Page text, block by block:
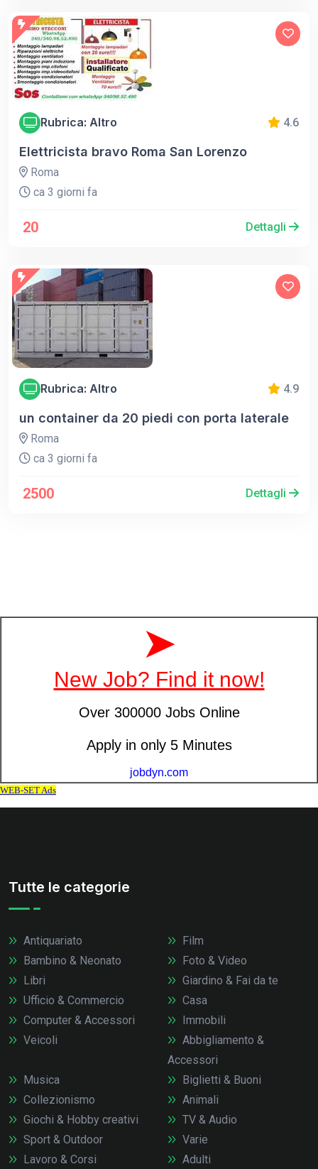
Rubrica: Altro 4.6
Elettricista bravo Roma San Lorenzo
Roma
ca 3 giorni fa
20 Dettagli
Rubrica: Altro 4.9
un container da 20 piedi con porta laterale
Roma
ca 3 giorni fa
2500 Dettagli
Tutte le categorie
Antiquariato
Bambino & Neonato
Libri
Ufficio & Commercio
Computer & Accessori
Veicoli
Film
Foto & Video
Giardino & Fai da te
Casa
Immobili
Abbigliamento &
Accessori
Musica
Collezionismo
Giochi & Hobby creativi
Sport & Outdoor
Lavoro & Corsi
Biglietti & Buoni
Animali
TV & Audio
Varie
Adulti